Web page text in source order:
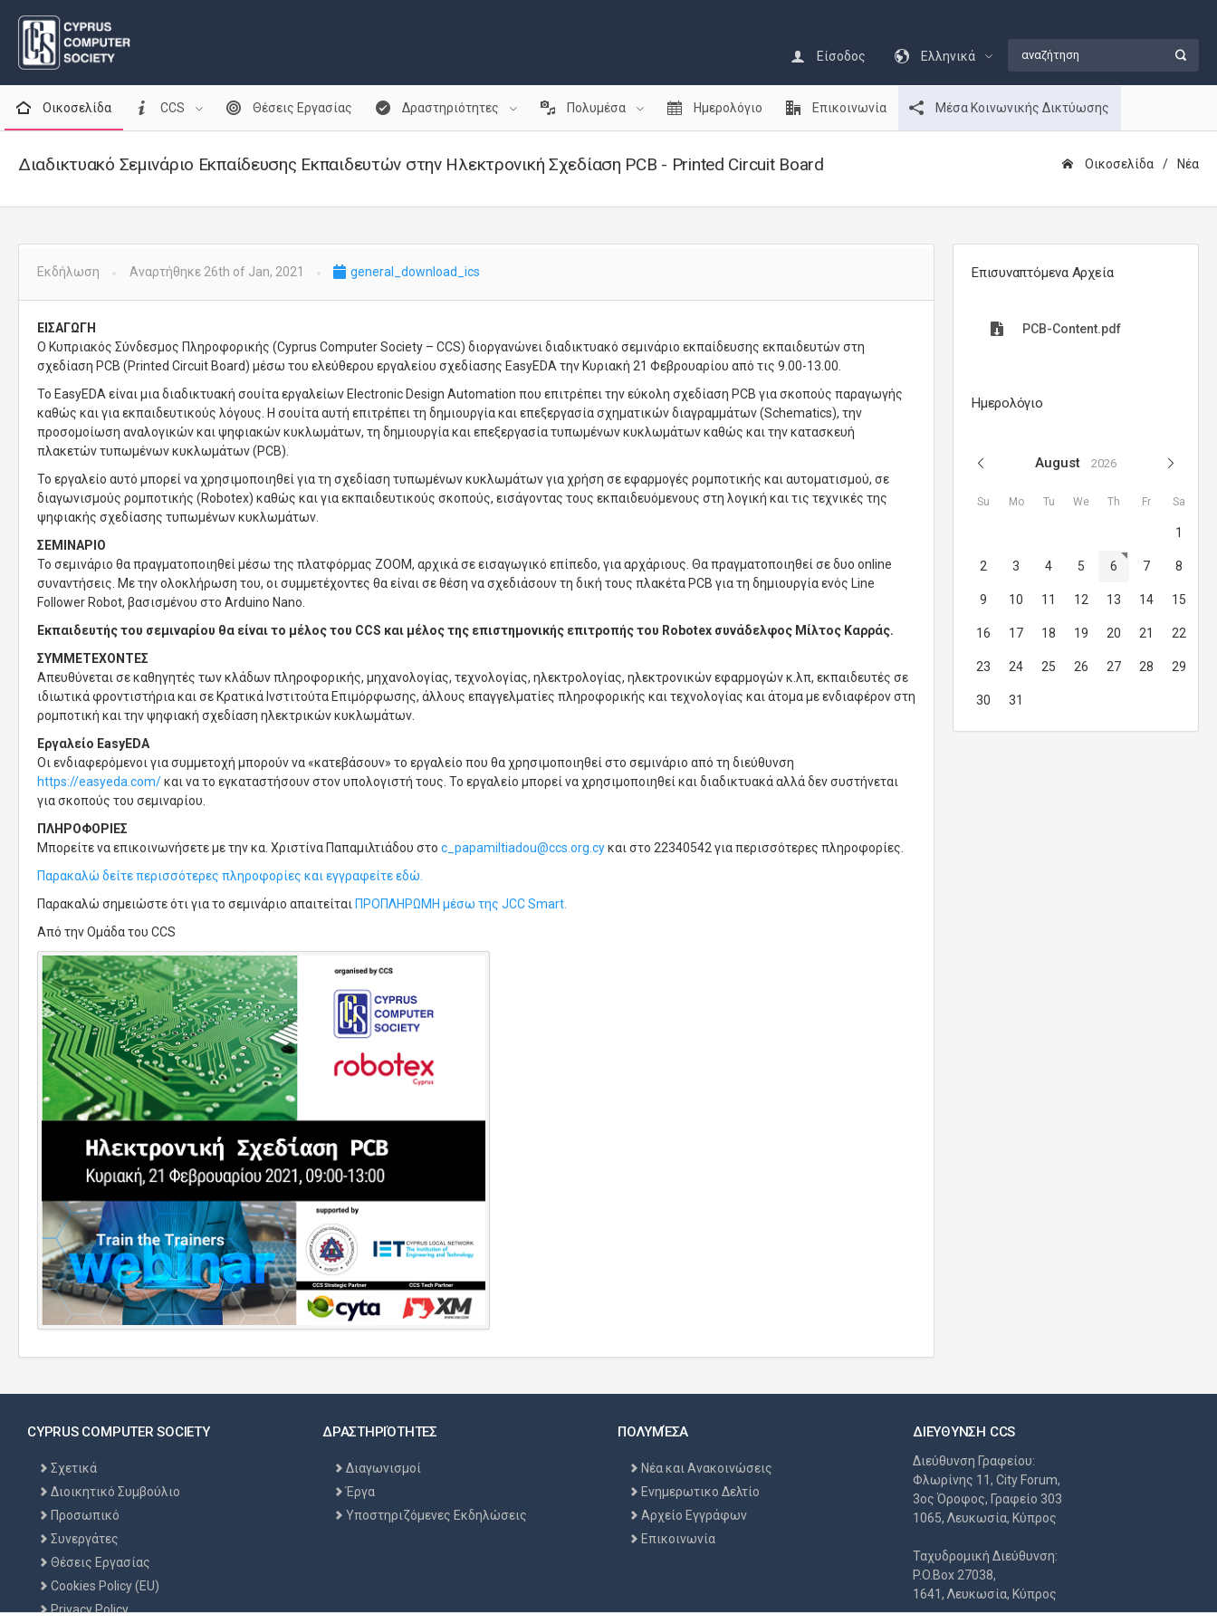
Είσοδος Ελληνικά
Οικοσελίδα CCS Θέσεις Εργασίας Δραστηριότητες Πολυμέσα Ημερολόγιο Επικοινωνία Μέσα Κοινωνικής Δικτύωσης
Διαδικτυακό Σεμινάριο Εκπαίδευσης Εκπαιδευτών στην Ηλεκτρονική Σχεδίαση PCB - Printed Circuit Board Οικοσελίδα Νέα
Εκδήλωση Αναρτήθηκε 26th of Jan, 2021 general_download_ics
ΕΙΣΑΓΩΓΗ
Ο Κυπριακός Σύνδεσμος Πληροφορικής (Cyprus Computer Society – CCS) διοργανώνει διαδικτυακό σεμινάριο εκπαίδευσης εκπαιδευτών στη
σχεδίαση PCB (Printed Circuit Board) μέσω του ελεύθερου εργαλείου σχεδίασης EasyEDA την Κυριακή 21 Φεβρουαρίου από τις 9.00-13.00.
Το EasyEDA είναι μια διαδικτυακή σουίτα εργαλείων Electronic Design Automation που επιτρέπει την εύκολη σχεδίαση PCB για σκοπούς παραγωγής
καθώς και για εκπαιδευτικούς λόγους. Η σουίτα αυτή επιτρέπει τη δημιουργία και επεξεργασία σχηματικών διαγραμμάτων (Schematics), την
προσομοίωση αναλογικών και ψηφιακών κυκλωμάτων, τη δημιουργία και επεξεργασία τυπωμένων κυκλωμάτων καθώς και την κατασκευή
πλακετών τυπωμένων κυκλωμάτων (PCB).
Το εργαλείο αυτό μπορεί να χρησιμοποιηθεί για τη σχεδίαση τυπωμένων κυκλωμάτων για χρήση σε εφαρμογές ρομποτικής και αυτοματισμού, σε
διαγωνισμούς ρομποτικής (Robotex) καθώς και για εκπαιδευτικούς σκοπούς, εισάγοντας τους εκπαιδευόμενους στη λογική και τις τεχνικές της
ψηφιακής σχεδίασης τυπωμένων κυκλωμάτων.
ΣΕΜΙΝΑΡΙΟ
Το σεμινάριο θα πραγματοποιηθεί μέσω της πλατφόρμας ΖOOM, αρχικά σε εισαγωγικό επίπεδο, για αρχάριους. Θα πραγματοποιηθεί σε δυο online
συναντήσεις. Με την ολοκλήρωση του, οι συμμετέχοντες θα είναι σε θέση να σχεδιάσουν τη δική τους πλακέτα PCB για τη δημιουργία ενός Line
Follower Robot, βασισμένου στο Arduino Nano.
Εκπαιδευτής του σεμιναρίου θα είναι το μέλος του CCS και μέλος της επιστημονικής επιτροπής του Robotex συνάδελφος Μίλτος Καρράς.
ΣΥΜΜΕΤΕΧΟΝΤΕΣ
Απευθύνεται σε καθηγητές των κλάδων πληροφορικής, μηχανολογίας, τεχνολογίας, ηλεκτρολογίας, ηλεκτρονικών εφαρμογών κ.λπ, εκπαιδευτές σε
ιδιωτικά φροντιστήρια και σε Κρατικά Ινστιτούτα Επιμόρφωσης, άλλους επαγγελματίες πληροφορικής και τεχνολογίας και άτομα με ενδιαφέρον στη
ρομποτική και την ψηφιακή σχεδίαση ηλεκτρικών κυκλωμάτων.
Εργαλείο EasyEDA
Οι ενδιαφερόμενοι για συμμετοχή μπορούν να «κατεβάσουν» το εργαλείο που θα χρησιμοποιηθεί στο σεμινάριο από τη διεύθυνση
https://easyeda.com/και να το εγκαταστήσουν στον υπολογιστή τους. Το εργαλείο μπορεί να χρησιμοποιηθεί και διαδικτυακά αλλά δεν συστήνεται
για σκοπούς του σεμιναρίου.
ΠΛΗΡΟΦΟΡΙΕΣ
Μπορείτε να επικοινωνήσετε με την κα. Χριστίνα Παπαμιλτιάδου στο c_papamiltiadou@ccs.org.cyκαι στο 22340542 για περισσότερες πληροφορίες.
Παρακαλώ δείτε περισσότερες πληροφορίες και εγγραφείτε εδώ.
Παρακαλώ σημειώστε ότι για το σεμινάριο απαιτείται ΠΡΟΠΛΗΡΩΜΗ μέσω της JCC Smart.
Από την Oμάδα του CCS
Επισυναπτόμενα Αρχεία
PCB-Content.pdf
Ημερολόγιο
August 2026
Su Mo Tu We Th Fr Sa
1
2 3 4 5 6 7 8
9 10 11 12 13 14 15
16 17 18 19 20 21 22
23 24 25 26 27 28 29
30 31
CYPRUS COMPUTER SOCIETY
Σχετικά
Διοικητικό Συμβούλιο
Προσωπικό
Συνεργάτες
Θέσεις Εργασίας
Cookies Policy (EU)
Privacy Policy
ΔΡΑΣΤΗΡΙΌΤΗΤΕΣ
Διαγωνισμοί
Έργα
Υποστηριζόμενες Εκδηλώσεις
ΠΟΛΥΜΈΣΑ
Νέα και Ανακοινώσεις
Ενημερωτικο Δελτίο
Αρχείο Εγγράφων
Επικοινωνία
ΔΙΕΎΘΥΝΣΗ CCS
Διεύθυνση Γραφείου:
Φλωρίνης 11, City Forum,
3ος Όροφος, Γραφείο 303
1065, Λευκωσία, Κύπρος
Ταχυδρομική Διεύθυνση:
P.O.Box 27038,
1641, Λευκωσία, Κύπρος